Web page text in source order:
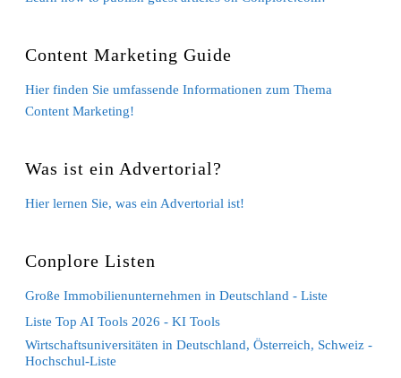
Content Marketing Guide
Hier finden Sie umfassende Informationen zum Thema
Content Marketing!
Was ist ein Advertorial?
Hier lernen Sie, was ein Advertorial ist!
Conplore Listen
Große Immobilienunternehmen in Deutschland - Liste
Liste Top AI Tools 2026 - KI Tools
Wirtschaftsuniversitäten in Deutschland, Österreich, Schweiz -
Hochschul-Liste